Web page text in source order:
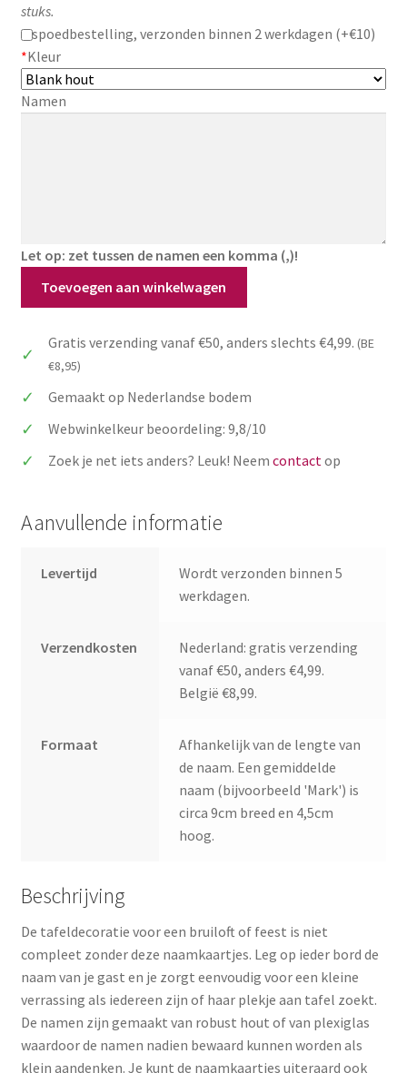
Zoeken
naar:
stuks.
spoedbestelling, verzonden binnen 2 werkdagen (+€10)
*Kleur
Namen
Let op: zet tussen de namen een komma (,)!
aantal
Toevoegen aan winkelwagen
Gratis verzending vanaf €50, anders slechts €4,99. (BE
€8,95)
Gemaakt op Nederlandse bodem
Webwinkelkeur beoordeling: 9,8/10
Zoek je net iets anders? Leuk! Neem contact op
Aanvullende informatie
Levertijd
Wordt verzonden binnen 5
werkdagen.
Verzendkosten
Nederland: gratis verzending
vanaf €50, anders €4,99.
België €8,99.
Formaat
Afhankelijk van de lengte van
de naam. Een gemiddelde
naam (bijvoorbeeld 'Mark') is
circa 9cm breed en 4,5cm
hoog.
Beschrijving
De tafeldecoratie voor een bruiloft of feest is niet
compleet zonder deze naamkaartjes. Leg op ieder bord de
naam van je gast en je zorgt eenvoudig voor een kleine
verrassing als iedereen zijn of haar plekje aan tafel zoekt.
De namen zijn gemaakt van robust hout of van plexiglas
waardoor de namen nadien bewaard kunnen worden als
klein aandenken. Je kunt de naamkaartjes uiteraard ook